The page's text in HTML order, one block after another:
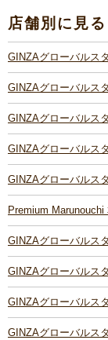
店舗別に見る
GINZAグローバルス
GINZAグローバルス
GINZAグローバルス
GINZAグローバルス
GINZAグローバルス
Premium Marunouchi
GINZAグローバルス
GINZAグローバルス
GINZAグローバルス
GINZAグローバルス